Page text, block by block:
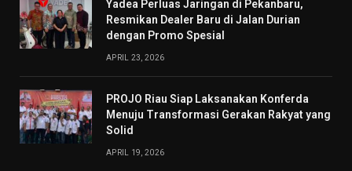
Yadea Perluas Jaringan di Pekanbaru,
Resmikan Dealer Baru di Jalan Durian
dengan Promo Spesial
APRIL 23, 2026
PROJO Riau Siap Laksanakan Konferda
Menuju Transformasi Gerakan Rakyat yang
Solid
APRIL 19, 2026